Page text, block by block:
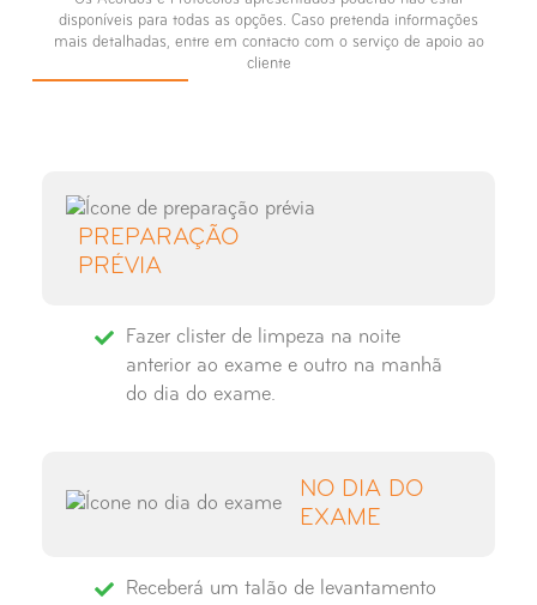
Raio-X Seios Peri-Nasais
Raio-X Tórax
disponíveis para todas as opções. Caso pretenda informações
mais detalhadas, entre em contacto com o serviço de apoio ao
cliente
PREPARAÇÃO
PRÉVIA
Fazer clister de limpeza na noite
anterior ao exame e outro na manhã
do dia do exame.
NO DIA DO
EXAME
Receberá um talão de levantamento